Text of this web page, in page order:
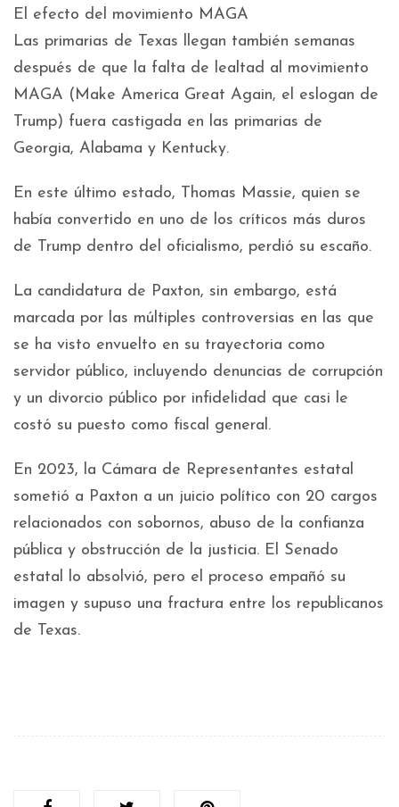
El efecto del movimiento MAGA
Las primarias de Texas llegan también semanas
después de que la falta de lealtad al movimiento
MAGA (Make America Great Again, el eslogan de
Trump) fuera castigada en las primarias de
Georgia, Alabama y Kentucky.
En este último estado, Thomas Massie, quien se
había convertido en uno de los críticos más duros
de Trump dentro del oficialismo, perdió su escaño.
La candidatura de Paxton, sin embargo, está
marcada por las múltiples controversias en las que
se ha visto envuelto en su trayectoria como
servidor público, incluyendo denuncias de corrupción
y un divorcio público por infidelidad que casi le
costó su puesto como fiscal general.
En 2023, la Cámara de Representantes estatal
sometió a Paxton a un juicio político con 20 cargos
relacionados con sobornos, abuso de la confianza
pública y obstrucción de la justicia. El Senado
estatal lo absolvió, pero el proceso empañó su
imagen y supuso una fractura entre los republicanos
de Texas.